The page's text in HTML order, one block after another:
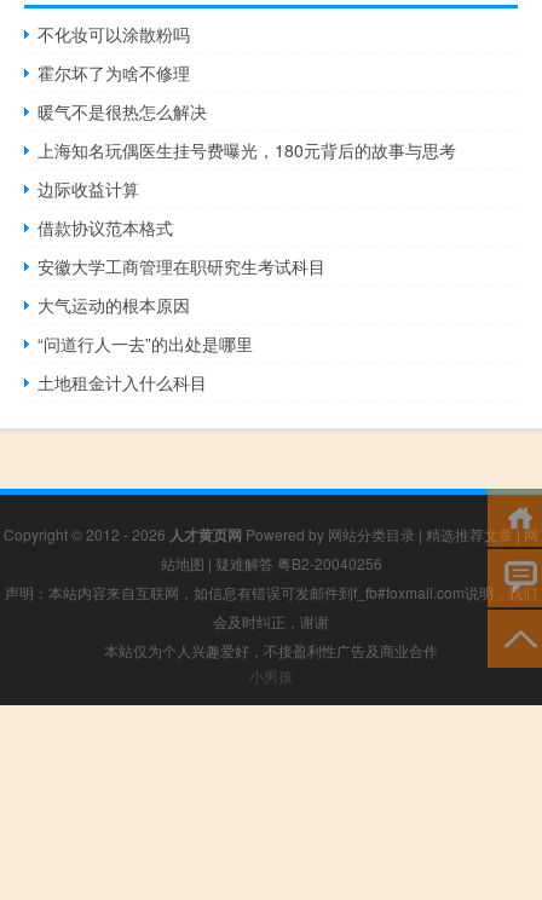
不化妆可以涂散粉吗
霍尔坏了为啥不修理
暖气不是很热怎么解决
上海知名玩偶医生挂号费曝光，180元背后的故事与思考
边际收益计算
借款协议范本格式
安徽大学工商管理在职研究生考试科目
大气运动的根本原因
“问道行人一去”的出处是哪里
土地租金计入什么科目
Copyright © 2012 - 2026 人才黄页网 Powered by 网站分类目录 | 精选推荐文章|网
站地图 | 疑难解答 粤B2-20040256
声明：本站内容来自互联网，如信息有错误可发邮件到f_fb#foxmail.com说明，我们
会及时纠正，谢谢
本站仅为个人兴趣爱好，不接盈利性广告及商业合作
小男孩